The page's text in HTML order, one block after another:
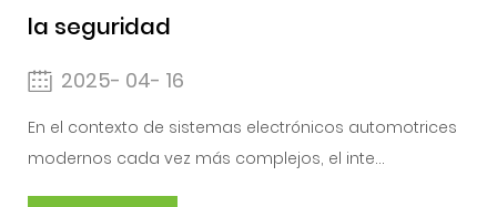
la seguridad
2025- 04- 16
En el contexto de sistemas electrónicos automotrices
modernos cada vez más complejos, el inte...